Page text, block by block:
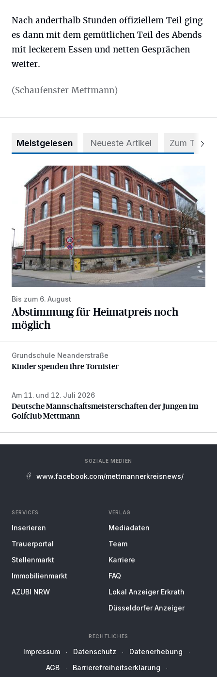
Nach anderthalb Stunden offiziellem Teil ging
es dann mit dem gemütlichen Teil des Abends
mit leckerem Essen und netten Gesprächen
weiter.
(Schaufenster Mettmann)
Meistgelesen Neueste Artikel Zum Thema
Abstimmung für Heimatpreis noch möglich
Bis zum 6. August
Abstimmung für Heimatpreis noch
möglich
Kinder spenden ihre Tornister
Grundschule Neanderstraße
Kinder spenden ihre Tornister
Deutsche Mannschaftsmeisterschaften der Jungen im
Am 11. und 12. Juli 2026
Deutsche Mannschaftsmeisterschaften der Jungen im
Golfclub Mettmann
SOZIALE MEDIEN
www.facebook.com/mettmannerkreisnews/
SERVICES
Inserieren
Trauerportal
Stellenmarkt
Immobilienmarkt
AZUBI NRW
VERLAG
Mediadaten
Team
Karriere
FAQ
Lokal Anzeiger Erkrath
Düsseldorfer Anzeiger
RECHTLICHES
Impressum Datenschutz
Datenerhebung
AGB
Barrierefreiheitserklärung